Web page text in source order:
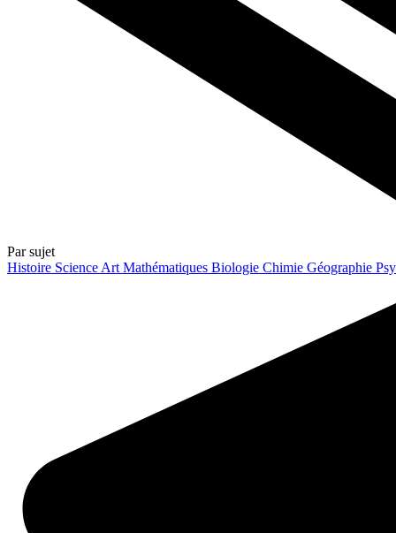
Par sujet
Histoire Science Art Mathématiques Biologie Chimie Géographie